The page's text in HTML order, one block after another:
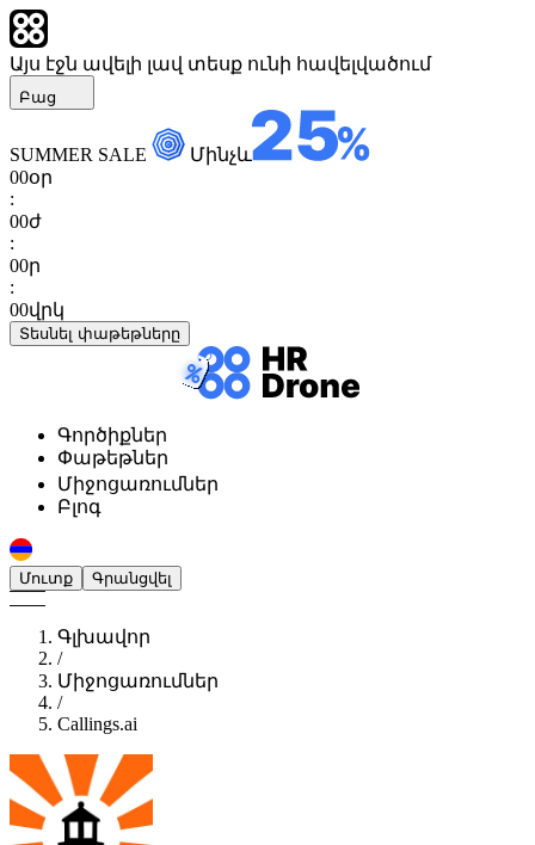
Այս էջն ավելի լավ տեսք ունի հավելվածում
Բաց
SUMMER SALE
Մինչև
00օր
:
00ժ
:
00ր
:
00վրկ
Տեսնել փաթեթները
Գործիքներ
Փաթեթներ
Միջոցառումներ
Բլոգ
Մուտք Գրանցվել
Գլխավոր
/
Միջոցառումներ
/
Callings.ai